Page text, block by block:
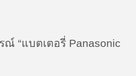
“แบตเตอรี่ Panasonic